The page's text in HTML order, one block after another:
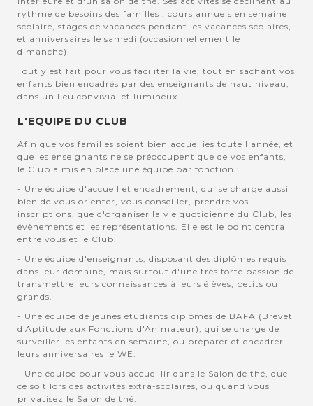
rythme de besoins des familles : cours annuels en semaine
scolaire, stages de vacances pendant les vacances scolaires,
et anniversaires le samedi (occasionnellement le
dimanche).
Tout y est fait pour vous faciliter la vie, tout en sachant vos
enfants bien encadrés par des enseignants de haut niveau,
dans un lieu convivial et lumineux.
L'EQUIPE DU CLUB
Afin que vos familles soient bien accuellies toute l'année, et
que les enseignants ne se préoccupent que de vos enfants,
le Club a mis en place une équipe par fonction :
- Une équipe d'accueil et encadrement, qui se charge aussi
bien de vous orienter, vous conseiller, prendre vos
inscriptions, que d'organiser la vie quotidienne du Club, les
évènements et les représentations. Elle est le point central
entre vous et le Club.
- Une équipe d'enseignants, disposant des diplômes requis
dans leur domaine, mais surtout d'une très forte passion de
transmettre leurs connaissances à leurs élèves, petits ou
grands.
- Une équipe de jeunes étudiants diplômés de BAFA (Brevet
d'Aptitude aux Fonctions d'Animateur); qui se charge de
surveiller les enfants en semaine, ou préparer et encadrer
leurs anniversaires le WE.
- Une équipe pour vous accueillir dans le Salon de thé, que
ce soit lors des activités extra-scolaires, ou quand vous
privatisez le Salon de thé.